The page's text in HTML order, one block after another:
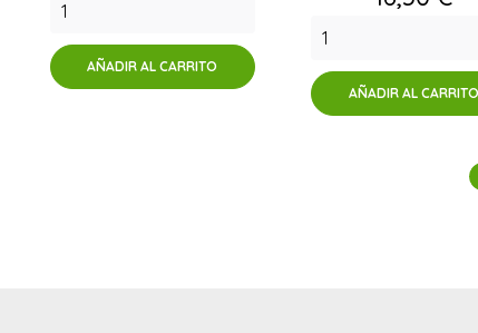
AÑADIR AL CARRITO
AÑADIR AL CARRITO